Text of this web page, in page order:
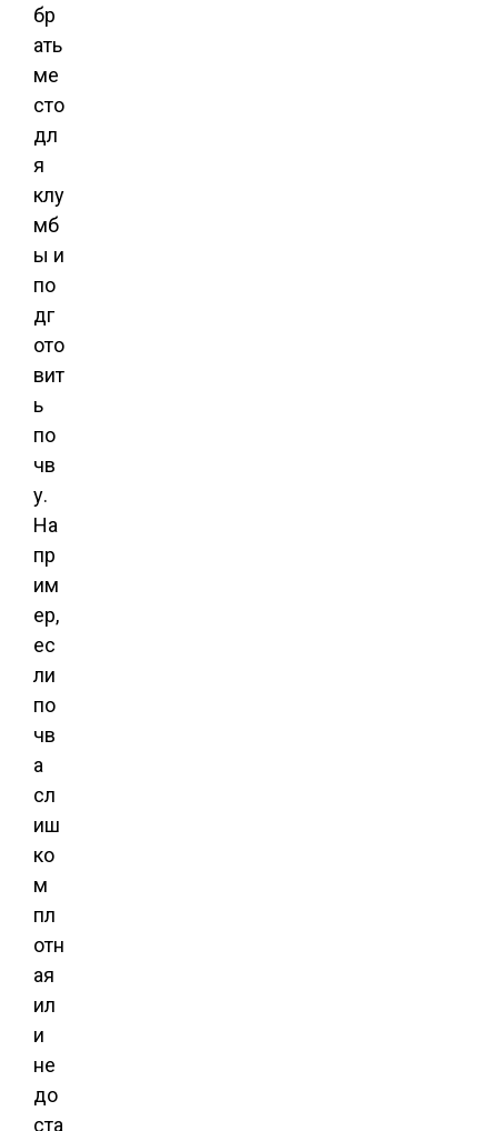
бр
ать
ме
сто
дл
я
клу
мб
ы и
по
дг
ото
вит
ь
по
чв
у.
На
пр
им
ер,
ес
ли
по
чв
а
сл
иш
ко
м
пл
отн
ая
ил
и
не
до
ста